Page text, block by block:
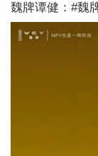
魏牌谭健：#魏